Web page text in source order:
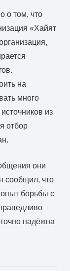
о том, что
«Хайят
на
много
из
отбор
они
сообщил, что
борьбы с
надёжна